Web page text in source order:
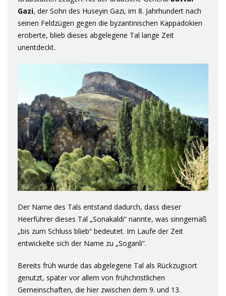
Gazi, der Sohn des Huseyin Gazi, im 8. Jahrhundert nach
seinen Feldzügen gegen die byzantinischen Kappadokien
eroberte, blieb dieses abgelegene Tal lange Zeit
unentdeckt.
Der Name des Tals entstand dadurch, dass dieser
Heerführer dieses Tal „Sonakaldi“ nannte, was sinngemäß
„bis zum Schluss blieb“ bedeutet. Im Laufe der Zeit
entwickelte sich der Name zu „Soganli“.
Bereits früh wurde das abgelegene Tal als Rückzugsort
genutzt, später vor allem von frühchristlichen
Gemeinschaften, die hier zwischen dem 9. und 13.